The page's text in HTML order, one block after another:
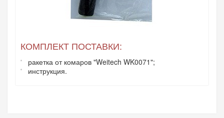
КОМПЛЕКТ ПОСТАВКИ:
ракетка от комаров "Weitech WK0071";
инструкция.